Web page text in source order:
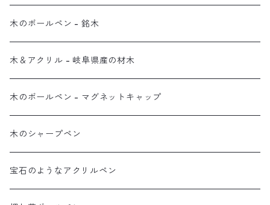
木のボールペン - 銘木
木＆アクリル - 岐阜県産の材木
木のボールペン - マグネットキャップ
木のシャープペン
宝石のようなアクリルペン